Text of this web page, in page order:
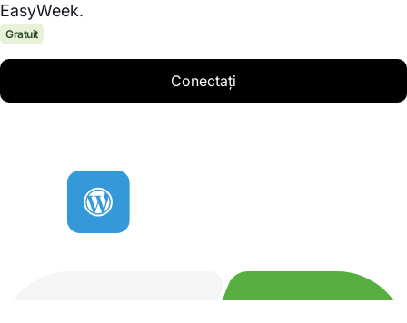
EasyWeek.
Gratuit
Conectați